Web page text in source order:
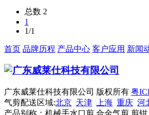
总数 2
1
1/1
首页 品牌历程 产品中心 客户应用 新闻
广东威莱仕科技有限公司 版权所有 粤
气剪配送区域:北京 天津 上海 重庆 河
产品别称：机械手水口剪,合金气剪,剪